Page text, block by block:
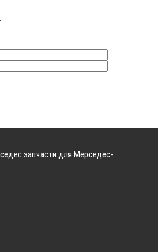
запчасти для Мерседес-